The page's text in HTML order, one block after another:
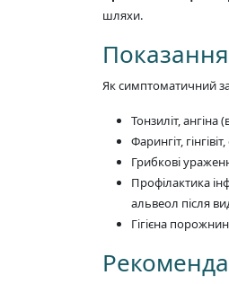
шляхи.
Як симптоматичний
Тонзиліт, ангіна
Фарингіт,
Грибкові
Профілактика
альвеол після
Гігієна